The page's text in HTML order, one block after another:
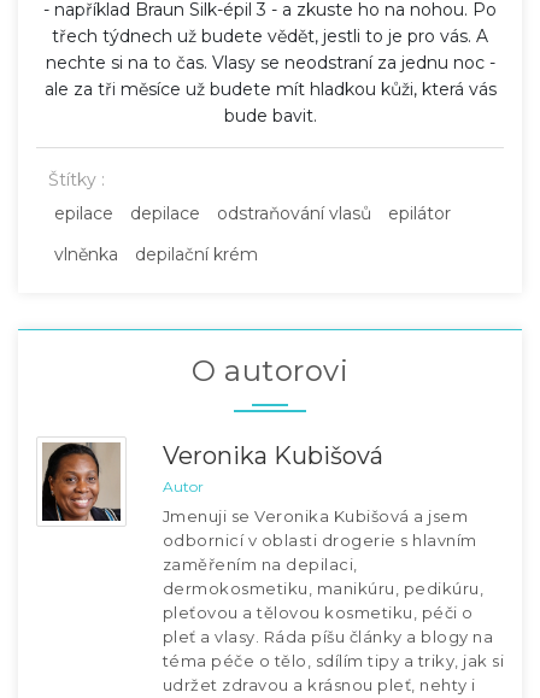
- například Braun Silk-épil 3 - a zkuste ho na nohou. Po
třech týdnech už budete vědět, jestli to je pro vás. A
nechte si na to čas. Vlasy se neodstraní za jednu noc -
ale za tři měsíce už budete mít hladkou kůži, která vás
bude bavit.
Štítky :
epilace
depilace odstraňování vlasů
epilátor
vlněnka
depilační krém
O autorovi
Veronika Kubišová
Autor
Jmenuji se Veronika Kubišová a jsem
odbornicí v oblasti drogerie s hlavním
zaměřením na depilaci,
dermokosmetiku, manikúru, pedikúru,
pleťovou a tělovou kosmetiku, péči o
pleť a vlasy. Ráda píšu články a blogy na
téma péče o tělo, sdílím tipy a triky, jak si
udržet zdravou a krásnou pleť, nehty i